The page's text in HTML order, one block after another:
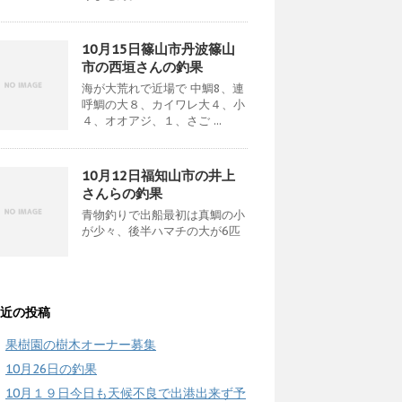
10月15日篠山市丹波篠山
市の西垣さんの釣果
海が大荒れで近場で 中鯛8、連
呼鯛の大８、カイワレ大４、小
４、オオアジ、１、さご ...
10月12日福知山市の井上
さんらの釣果
青物釣りで出船最初は真鯛の小
が少々、後半ハマチの大が6匹
の投稿
果樹園の樹木オーナー募集
10月26日の釣果
10月１９日今日も天候不良で出港出来ず予